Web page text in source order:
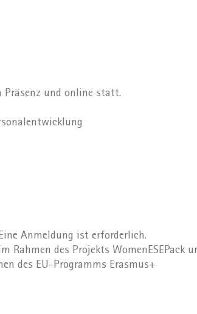
und online statt.
Anmeldung ist erforderlich.
Rahmen des Projekts WomenESEPack
des EU-Programms Erasmus+